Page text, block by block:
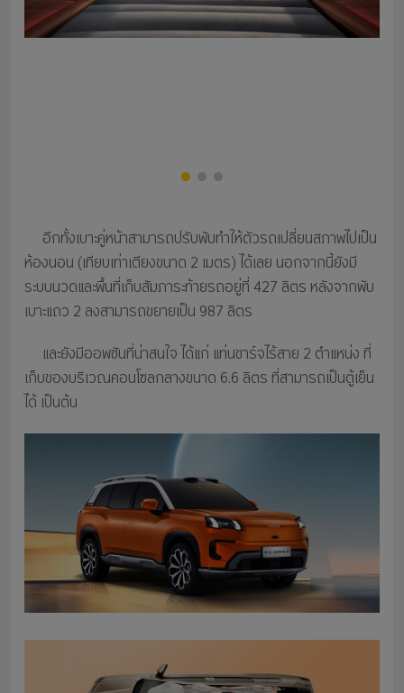
อีกทั้งเบาะคู่หน้าสามารถปรับพับทำให้ตัวรถเปลี่ยนสภาพไปเป็น
ห้องนอน (เทียบเท่าเตียงขนาด 2 เมตร) ได้เลย นอกจากนี้ยังมี
ระบบนวดและพื้นที่เก็บสัมภาระท้ายรถอยู่ที่ 427 ลิตร หลังจากพับ
เบาะแถว 2 ลงสามารถขยายเป็น 987 ลิตร
และยังมีออพชันที่น่าสนใจ ได้แก่ แท่นชาร์จไร้สาย 2 ตำแหน่ง ที่
เก็บของบริเวณคอนโซลกลางขนาด 6.6 ลิตร ที่สามารถเป็นตู้เย็น
ได้ เป็นต้น